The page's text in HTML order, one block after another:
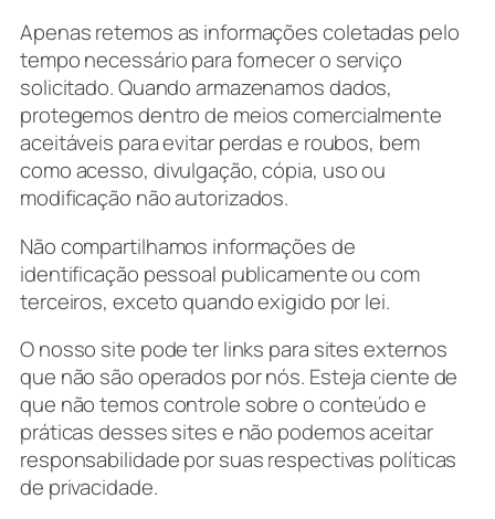
Apenas retemos as informações coletadas pelo
tempo necessário para fornecer o serviço
solicitado. Quando armazenamos dados,
protegemos dentro de meios comercialmente
aceitáveis ​​para evitar perdas e roubos, bem
como acesso, divulgação, cópia, uso ou
modificação não autorizados.
Não compartilhamos informações de
identificação pessoal publicamente ou com
terceiros, exceto quando exigido por lei.
O nosso site pode ter links para sites externos
que não são operados por nós. Esteja ciente de
que não temos controle sobre o conteúdo e
práticas desses sites e não podemos aceitar
responsabilidade por suas respectivas políticas
de privacidade.